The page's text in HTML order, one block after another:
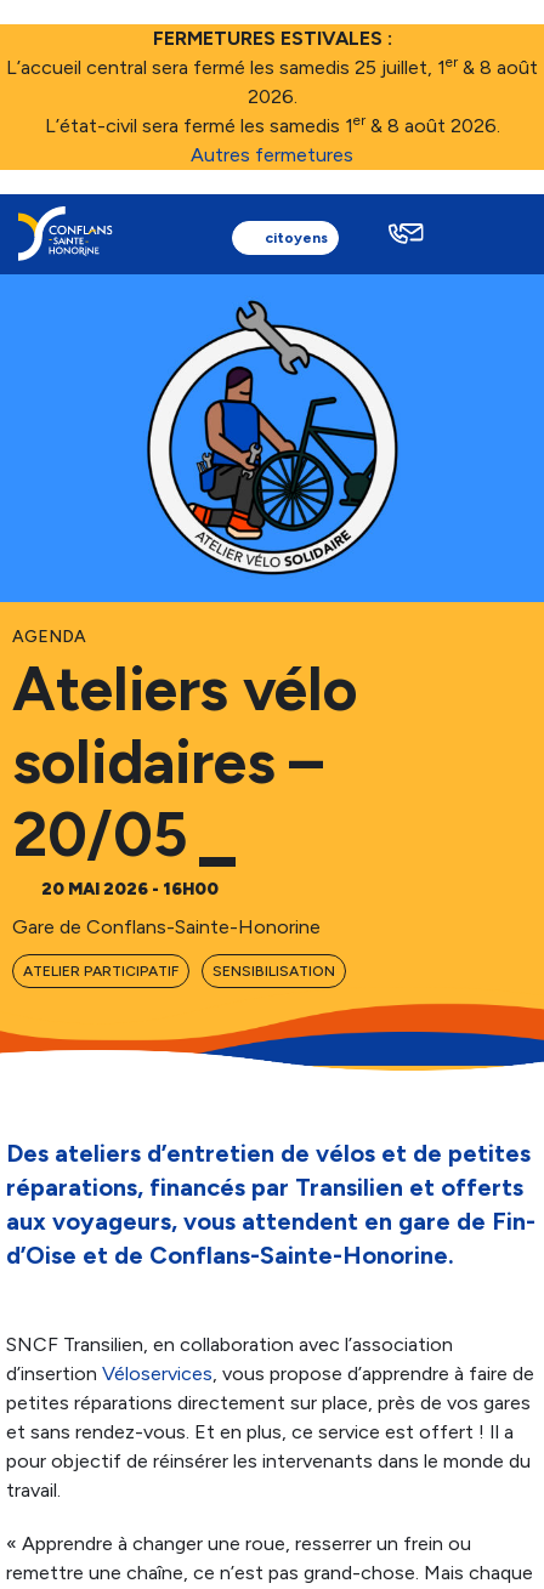
FERMETURES ESTIVALES :
L’accueil central sera fermé les samedis 25 juillet, 1er & 8 août
2026.
L’état-civil sera fermé les samedis 1er& 8 août 2026.
Autres fermetures
citoyens
Au quotidien
Culture, Sport & Loisirs
Batellerie & Plaisance
AGENDA
Ateliers vélo
solidaires –
20/05
20 MAI 2026 - 16H00
Gare de Conflans-Sainte-Honorine
ATELIER PARTICIPATIF SENSIBILISATION
Des ateliers d’entretien de vélos et de petites
réparations, financés par Transilien et offerts
aux voyageurs, vous attendent en gare de Fin-
d’Oise et de Conflans-Sainte-Honorine.
SNCF Transilien, en collaboration avec l’association
d’insertion Véloservices, vous propose d’apprendre à faire de
petites réparations directement sur place, près de vos gares
et sans rendez-vous. Et en plus, ce service est offert ! Il a
pour objectif de réinsérer les intervenants dans le monde du
travail.
« Apprendre à changer une roue, resserrer un frein ou
remettre une chaîne, ce n’est pas grand-chose. Mais chaque